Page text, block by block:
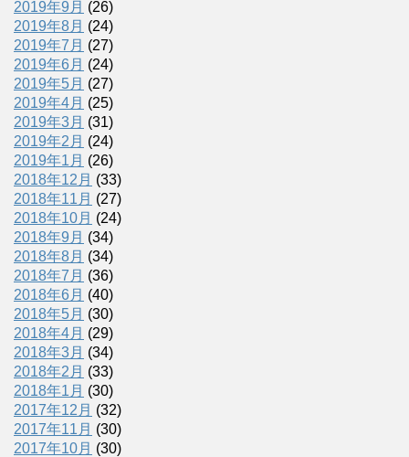
2019年9月 (26)
2019年8月 (24)
2019年7月 (27)
2019年6月 (24)
2019年5月 (27)
2019年4月 (25)
2019年3月 (31)
2019年2月 (24)
2019年1月 (26)
2018年12月 (33)
2018年11月 (27)
2018年10月 (24)
2018年9月 (34)
2018年8月 (34)
2018年7月 (36)
2018年6月 (40)
2018年5月 (30)
2018年4月 (29)
2018年3月 (34)
2018年2月 (33)
2018年1月 (30)
2017年12月 (32)
2017年11月 (30)
2017年10月 (30)